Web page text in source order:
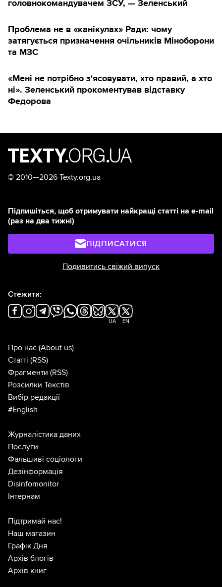
головнокомандувачем ЗСУ, — Зеленський
Проблема не в «канікулах» Ради: чому
затягується призначення очільників Міноборони
та МЗС
«Мені не потрібно з'ясовувати, хто правий, а хто
ні». Зеленський прокоментував відставку
Федорова
© 2010—2026 Texty.org.ua
Підпишіться, щоб отримувати найкращі статті на e-mail
(раз на два тижні)
ПІДПИСАТИСЯ
Подивитись свіжий випуск
Стежити:
UA EN
Про нас (About us)
Статті (RSS)
Фрагменти (RSS)
Розсилки Текстів
Вибір редакції
#English
Журналістика даних
Послуги
Фальшиві соціологи
Дезінформація
Disinfomonitor
Інтернам
Підтримай нас!
Наш магазин
Графік Дня
Архів блогів
Архів книг